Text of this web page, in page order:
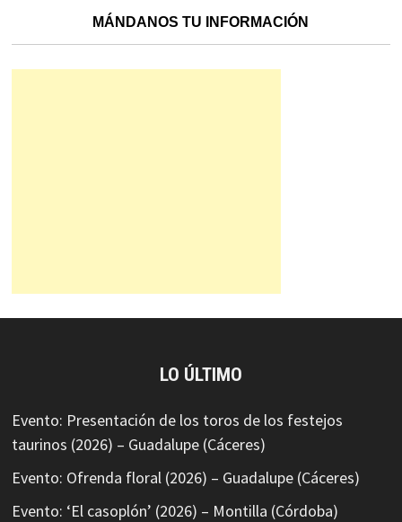
MÁNDANOS TU INFORMACIÓN
LO ÚLTIMO
Evento: Presentación de los toros de los festejos
taurinos (2026) – Guadalupe (Cáceres)
Evento: Ofrenda floral (2026) – Guadalupe (Cáceres)
Evento: ‘El casoplón’ (2026) – Montilla (Córdoba)